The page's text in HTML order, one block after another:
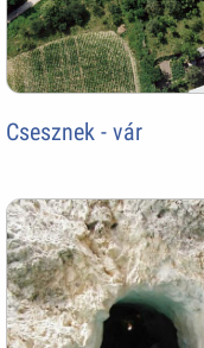
Csesznek - vár